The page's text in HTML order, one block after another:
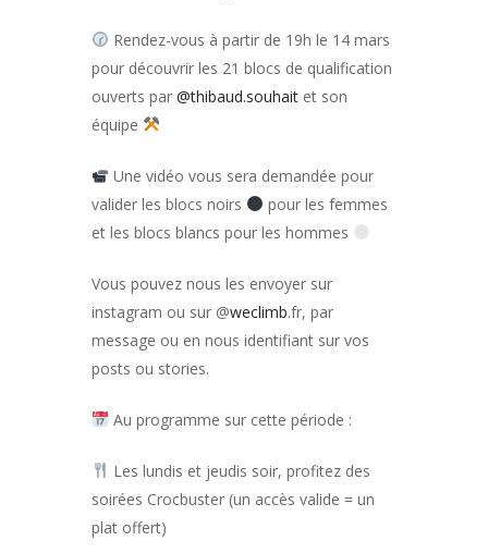
Rendez-vous à partir de 19h le 14 mars
pour découvrir les 21 blocs de qualification
ouverts par@thibaud.souhait et son
équipe
Une vidéo vous sera demandée pour
valider les blocs noirs
pour les femmes
et les blocs blancs pour les hommes
Vous pouvez nous les envoyer sur
instagram ou sur @weclimb.fr, par
message ou en nous identifiant sur vos
posts ou stories.
Au programme sur cette période :
Les lundis et jeudis soir, profitez des
soirées Crocbuster (un accès valide = un
plat offert)